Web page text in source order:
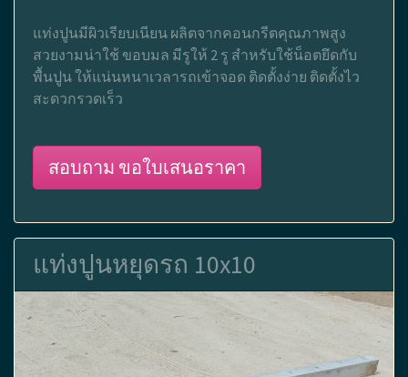
แท่งปูนมีผิวเรียบเนียน ผลิตจากคอนกรีตคุณภาพสูง
สวยงามน่าใช้ ขอบมล มีรูให้ 2 รู สำหรับใช้น็อตยึดกับ
พื้นปูน ให้แน่นหนาเวลารถเข้าจอด ติดตั้งง่าย ติดตั้งไว
สะดวกรวดเร็ว
สอบถาม ขอใบเสนอราคา
แท่งปูนหยุดรถ 10x10